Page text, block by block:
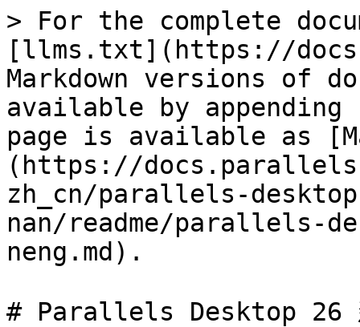
> For the complete
[llms.txt](https://
Markdown versions of
available by
page is available as
(https://
zh_cn/parallels-
nan/readme/parallels-
neng.md).
# Parallels Desktop 26